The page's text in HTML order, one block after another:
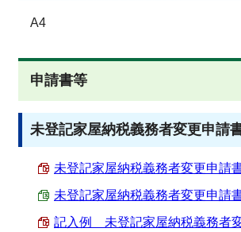
A4
申請書等
未登記家屋納税義務者変更申請
未登記家屋納税義務者変更申請
未登記家屋納税義務者変更申請
記入例 未登記家屋納税義務者